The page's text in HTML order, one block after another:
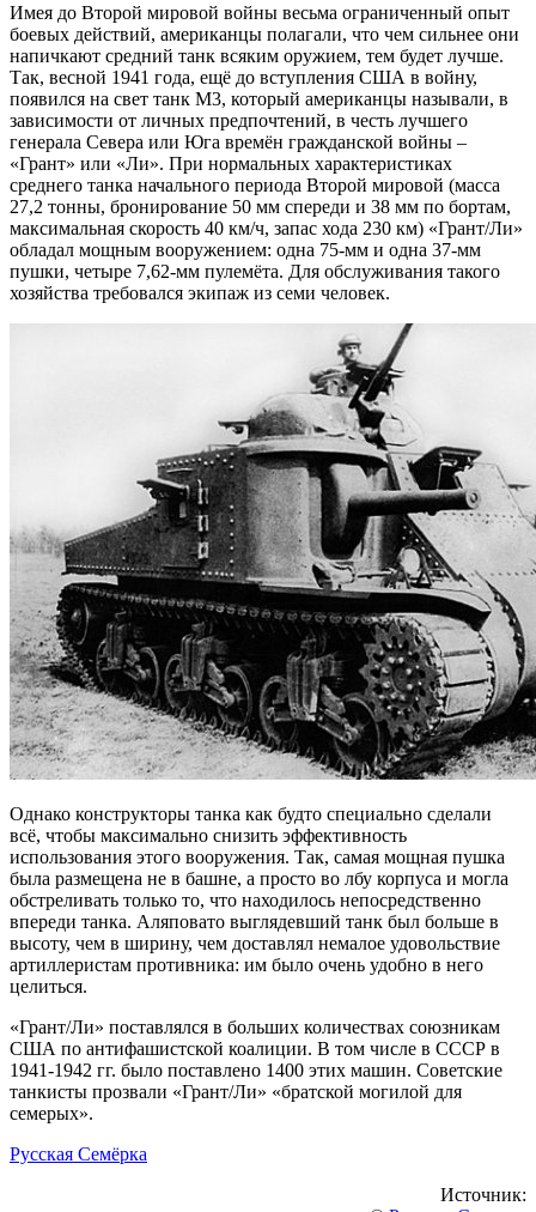
Имея до Второй мировой войны весьма ограниченный опыт
боевых действий, американцы полагали, что чем сильнее они
напичкают средний танк всяким оружием, тем будет лучше.
Так, весной 1941 года, ещё до вступления США в войну,
появился на свет танк М3, который американцы называли, в
зависимости от личных предпочтений, в честь лучшего
генерала Севера или Юга времён гражданской войны –
«Грант» или «Ли». При нормальных характеристиках
среднего танка начального периода Второй мировой (масса
27,2 тонны, бронирование 50 мм спереди и 38 мм по бортам,
максимальная скорость 40 км/ч, запас хода 230 км) «Грант/Ли»
обладал мощным вооружением: одна 75-мм и одна 37-мм
пушки, четыре 7,62-мм пулемёта. Для обслуживания такого
хозяйства требовался экипаж из семи человек.
Однако конструкторы танка как будто специально сделали
всё, чтобы максимально снизить эффективность
использования этого вооружения. Так, самая мощная пушка
была размещена не в башне, а просто во лбу корпуса и могла
обстреливать только то, что находилось непосредственно
впереди танка. Аляповато выглядевший танк был больше в
высоту, чем в ширину, чем доставлял немалое удовольствие
артиллеристам противника: им было очень удобно в него
целиться.
«Грант/Ли» поставлялся в больших количествах союзникам
США по антифашистской коалиции. В том числе в СССР в
1941-1942 гг. было поставлено 1400 этих машин. Советские
танкисты прозвали «Грант/Ли» «братской могилой для
семерых».
Русская Семёрка
Источник: